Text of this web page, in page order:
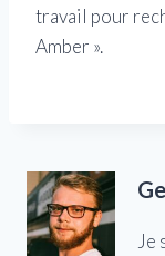
travail pour
Amber ».
Je